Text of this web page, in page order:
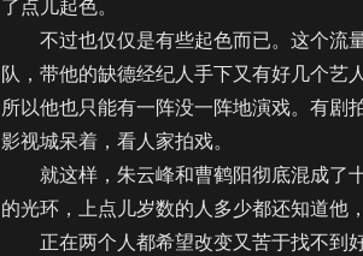
了点儿起色。
不过也仅仅是有些起色而已。这个流
队，带他的缺德经纪人手下又有好几个艺
所以他也只能有一阵没一阵地演戏。有剧
影视城呆着，看人家拍戏。
就这样，朱云峰和曹鹤阳彻底混成了
的光环，上点儿岁数的人多少都还知道他
正在两个人都希望改变又苦于找不到